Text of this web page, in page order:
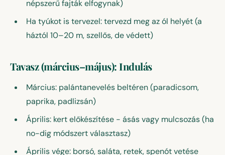
népszerű fajták elfogynak)
Ha tyúkot is tervezel: tervezd meg az ól helyét (a
háztól 10–20 m, szellős, de védett)
Tavasz (március–május): Indulás
Március: palántanevelés beltéren (paradicsom,
paprika, padlizsán)
Április: kert előkészítése - ásás vagy mulcsozás (ha
no-dig módszert választasz)
Április vége: borsó, saláta, retek, spenót vetése